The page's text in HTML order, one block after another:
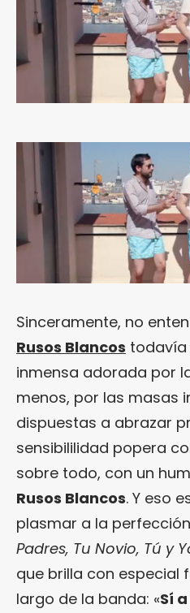
Sinceramente, no
Rusos Blancos todavía
inmensa adorada por
menos, por las masas
dispuestas a abrazar
sensibililidad popera
sobre todo, con un
Rusos Blancos. Y eso
plasmar a la
Padres, Tu Novio, Tú y
que brilla con especial
largo de la banda: «Sí